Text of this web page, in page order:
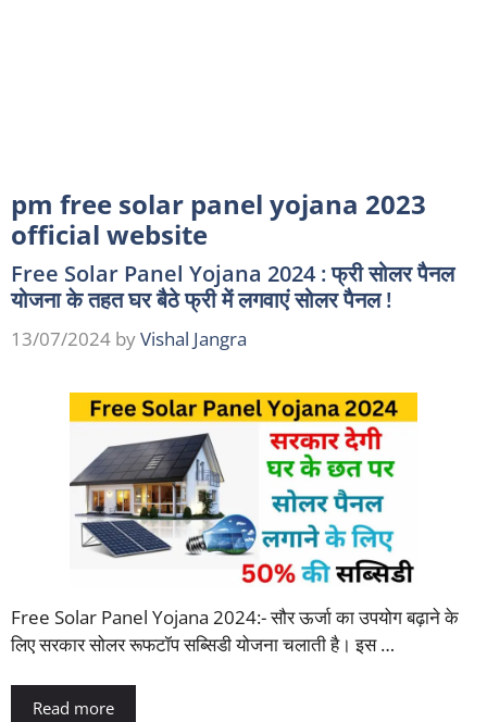
pm free solar panel yojana 2023
official website
Free Solar Panel Yojana 2024 : फ्री सोलर पैनल
योजना के तहत घर बैठे फ्री में लगवाएं सोलर पैनल !
13/07/2024 byVishal Jangra
Free Solar Panel Yojana 2024:- सौर ऊर्जा का उपयोग बढ़ाने के
लिए सरकार सोलर रूफटॉप सब्सिडी योजना चलाती है। इस …
Read more